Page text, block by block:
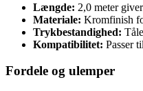
Længde: 2,0 meter
Materiale: Kromfinish
Trykbestandighed:
Kompatibilitet: Passer
Fordele og ulemper